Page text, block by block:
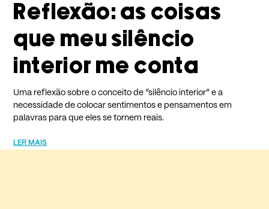
Reflexão: as coisas
que meu silêncio
interior me conta
Uma reflexão sobre o conceito de “silêncio interior” e a
necessidade de colocar sentimentos e pensamentos em
palavras para que eles se tornem reais.
LER MAIS